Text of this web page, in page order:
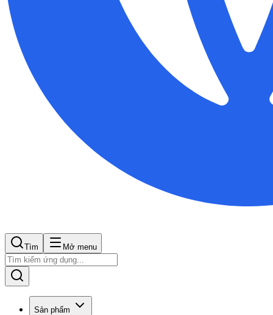
Tìm Mở menu
Sản phẩm